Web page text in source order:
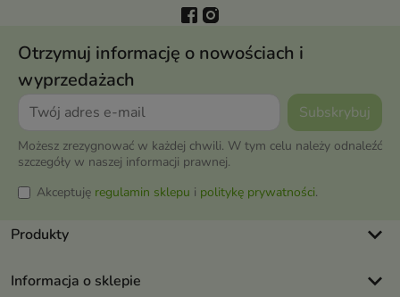
Otrzymuj informację o nowościach i
wyprzedażach
Możesz zrezygnować w każdej chwili. W tym celu należy odnaleźć
szczegóły w naszej informacji prawnej.
Akceptuję regulamin sklepu i politykę prywatności.
Produkty keyboard_arrow_down
Informacja o sklepie keyboard_arrow_down